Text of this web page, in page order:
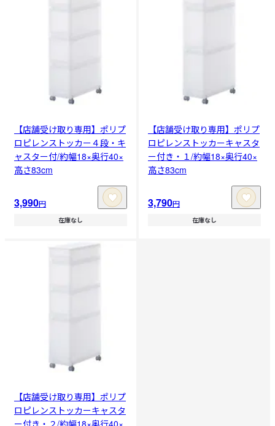
【店舗受け取り専用】ポリプ
ロピレンストッカー４段・キ
ャスター付/約幅18×奥行40×
高さ83cm
3,990円
在庫なし
【店舗受け取り専用】ポリプ
ロピレンストッカーキャスタ
ー付き・１/約幅18×奥行40×
高さ83cm
3,790円
在庫なし
【店舗受け取り専用】ポリプ
ロピレンストッカーキャスタ